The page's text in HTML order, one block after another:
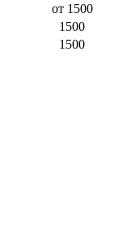
от 1500
1500
1500